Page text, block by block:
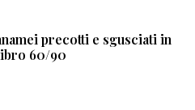
precotti e sgusciati in
60/90